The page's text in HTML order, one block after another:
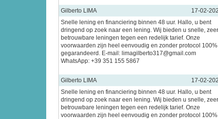
Gilberto LIMA
17-02-
Snelle lening en financiering binnen 48 uur. Hallo, u bent
dringend op zoek naar een lening. Wij bieden u snelle, zeer
betrouwbare leningen tegen een redelijk tarief. Onze
voorwaarden zijn heel eenvoudig en zonder protocol 100%
gegarandeerd. E-mail: limagilberto317@gmail.com
WhatsApp: +39 351 155 5867
Gilberto LIMA
17-02-
Snelle lening en financiering binnen 48 uur. Hallo, u bent
dringend op zoek naar een lening. Wij bieden u snelle, zeer
betrouwbare leningen tegen een redelijk tarief. Onze
voorwaarden zijn heel eenvoudig en zonder protocol 100%